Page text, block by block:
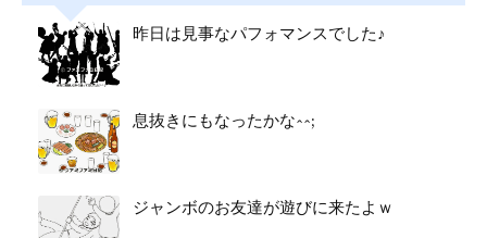
昨日は見事なパフォマンスでした♪
息抜きにもなったかな^^;
ジャンボのお友達が遊びに来たよｗ